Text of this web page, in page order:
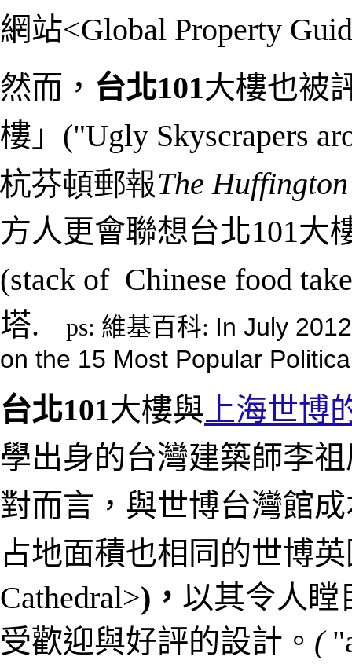
網站<Global Property
然而， 台北101大樓也被
樓」("Ugly Skyscrapers
杭芬頓郵報The
方人更會聯想台北101大
(stack of Chinese food
塔.
ps: 維基百科: In July
on the 15 Most Popular
台北101大樓與上海世博
學出身的台灣建築師李
對而言，與世博台灣館
占地面積也相同的世博
Cathedral>)， 以其令人瞠
受歡迎與好評的設計。 ("